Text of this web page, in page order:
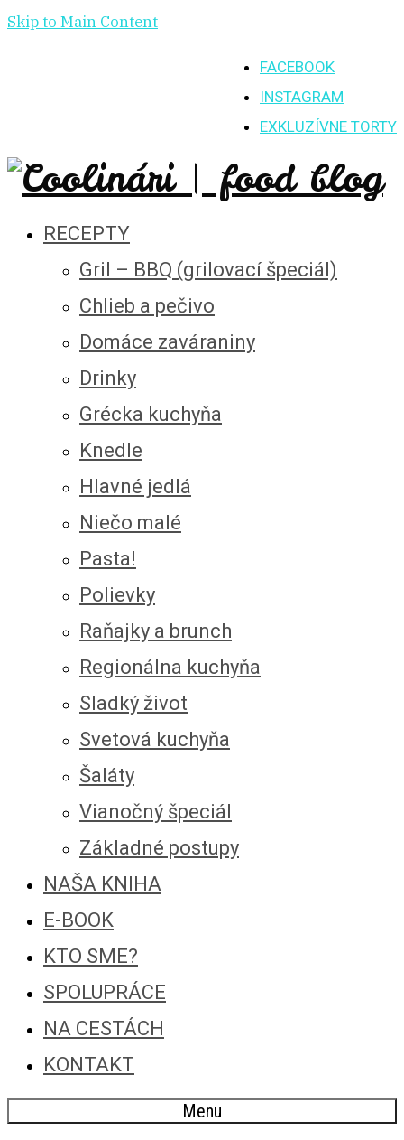
Skip to Main Content
FACEBOOK
INSTAGRAM
EXKLUZÍVNE TORTY
RECEPTY
Gril – BBQ (grilovací špeciál)
Chlieb a pečivo
Domáce zaváraniny
Drinky
Grécka kuchyňa
Knedle
Hlavné jedlá
Niečo malé
Pasta!
Polievky
Raňajky a brunch
Regionálna kuchyňa
Sladký život
Svetová kuchyňa
Šaláty
Vianočný špeciál
Základné postupy
NAŠA KNIHA
E-BOOK
KTO SME?
SPOLUPRÁCE
NA CESTÁCH
KONTAKT
Menu